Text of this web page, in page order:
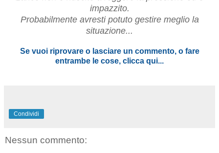
impazzito.
Probabilmente avresti potuto gestire meglio la
situazione...
Se vuoi riprovare o lasciare un commento, o fare
entrambe le cose, clicca qui...
Condividi
Nessun commento: